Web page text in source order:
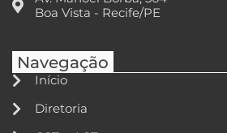
Boa Vista - Recife/PE
Navegação
Início
Diretoria